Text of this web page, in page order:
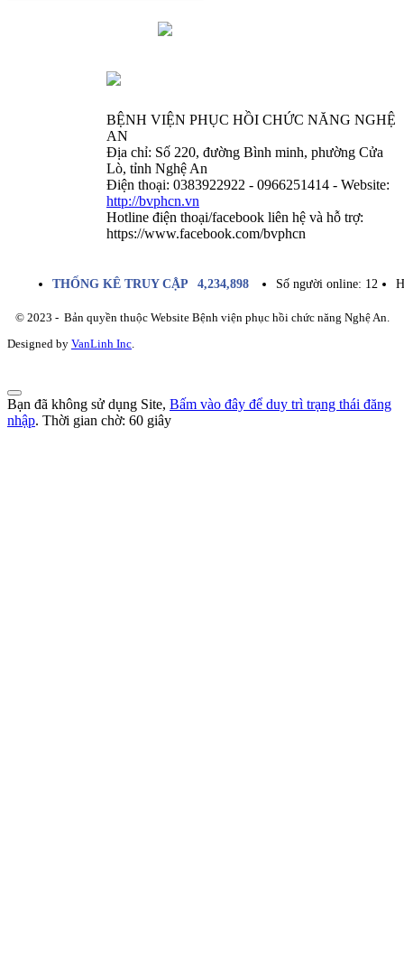
BỆNH VIỆN PHỤC HỒI CHỨC NĂNG NGHỆ
AN
Địa chỉ: Số 220, đường Bình minh, phường Cửa
Lò, tỉnh Nghệ An
Điện thoại: 0383922922 - 0966251414 - Website:
http://bvphcn.vn
Hotline điện thoại/facebook liên hệ và hỗ trợ:
https://www.facebook.com/bvphcn
THỐNG KÊ TRUY CẬP 4,234,898 Số người online: 12
© 2023 - Bản quyền thuộc Website Bệnh viện phục hồi chức năng Nghệ An.
Designed by VanLinh Inc.
Bạn đã không sử dụng Site, Bấm vào đây để duy trì trạng thái đăng
nhập. Thời gian chờ: 60 giây